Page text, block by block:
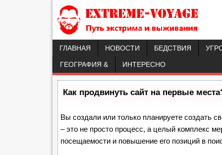
ГЛАВНАЯ НОВОСТИ БЕДСТВИЯ
ГЕОГРАФИЯ & ИНТЕРЕСНО
Как продвинуть сайт на первые
Вы создали или только планируете создать
– это не просто процесс, а целый комплекс
посещаемости и повышение его позиций в